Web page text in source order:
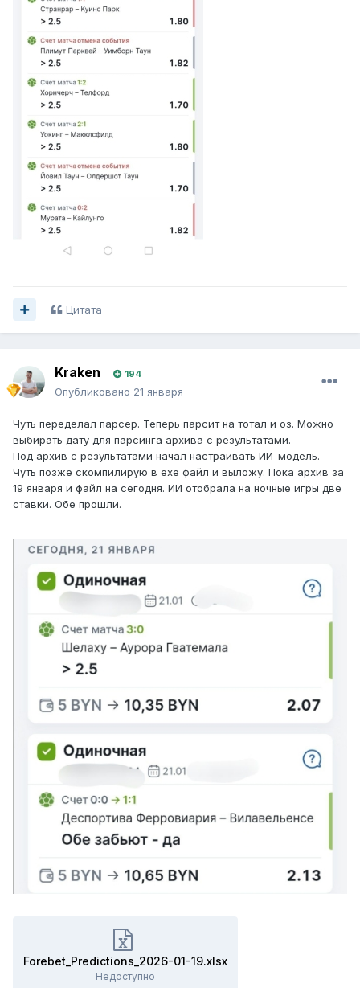
Цитата
Kraken 194
Опубликовано 21 января
Чуть переделал парсер. Теперь парсит на тотал и оз. Можно
выбирать дату для парсинга архива с результатами.
Под архив с результатами начал настраивать ИИ-модель.
Чуть позже скомпилирую в exe файл и выложу. Пока архив за
19 января и файл на сегодня. ИИ отобрала на ночные игры две
ставки. Обе прошли.
Forebet_Predictions_2026-01-19.xlsx
Недоступно